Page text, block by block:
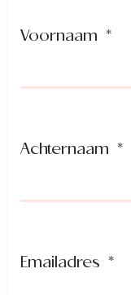
Voornaam
Achternaam
Emailadres